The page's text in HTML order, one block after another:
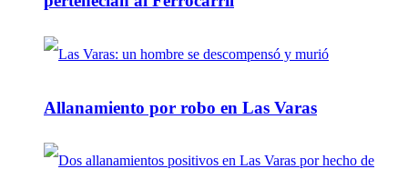
Allanamiento por robo en Las Varas